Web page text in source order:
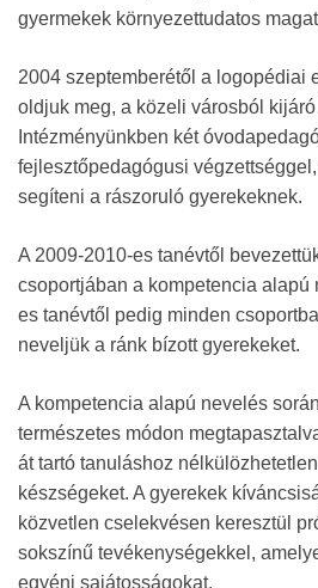
gyermekek környezettudatos
2004 szeptemberétől a logopédiai
oldjuk meg, a közeli városból
Intézményünkben két
fejlesztőpedagógusi
segíteni a rászoruló gyerekeknek.
A 2009-2010-es tanévtől
csoportjában a kompetencia alapú
es tanévtől pedig minden
neveljük a ránk bízott gyerekeket.
A kompetencia alapú nevelés
természetes módon
át tartó tanuláshoz
készségeket. A gyerekek
közvetlen cselekvésen keresztül
sokszínű tevékenységekkel,
egyéni sajátosságokat.